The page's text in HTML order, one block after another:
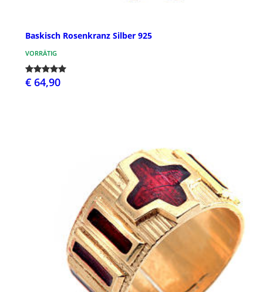
Baskisch Rosenkranz Silber 925
VORRÄTIG
€ 64,90